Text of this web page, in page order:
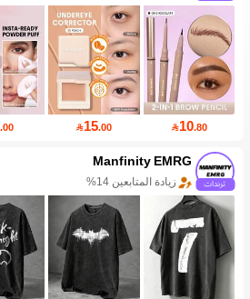
10.80
15.00
.00
Manfinity EMRG
زيادة المتابعين 14%
50+ جديد